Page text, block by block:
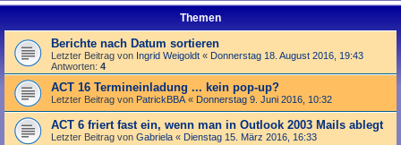
Themen
Berichte nach Datum sortieren
Letzter Beitrag von Ingrid Weigoldt « Donnerstag 18. August 2016, 19:43
Antworten: 4
ACT 16 Termineinladung ... kein pop-up?
Letzter Beitrag von PatrickBBA « Donnerstag 9. Juni 2016, 10:32
ACT 6 friert fast ein, wenn man in Outlook 2003 Mails ablegt
Letzter Beitrag von Gabriela « Dienstag 15. März 2016, 16:33